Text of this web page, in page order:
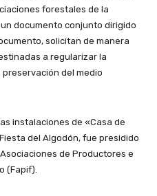
forestales de la
documento conjunto dirigido
solicitan de manera
a regularizar la
del medio
instalaciones de «Casa de
del Algodón, fue presidido
de Productores e
(Fapif).